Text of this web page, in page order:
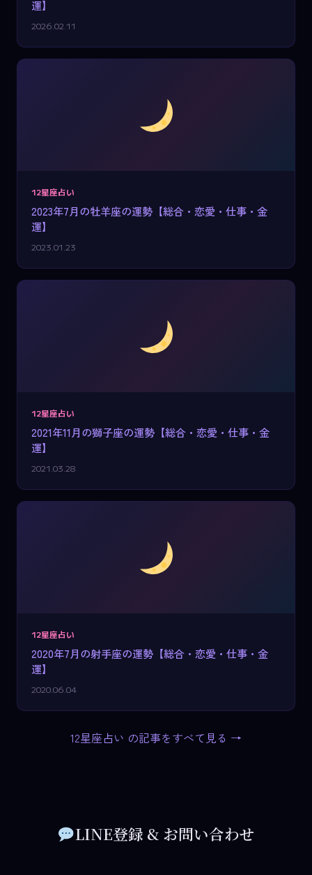
運】
2026.02.11
12星座占い
2023年7月の牡羊座の運勢【総合・恋愛・仕事・金
運】
2023.01.23
12星座占い
2021年11月の獅子座の運勢【総合・恋愛・仕事・金
運】
2021.03.28
12星座占い
2020年7月の射手座の運勢【総合・恋愛・仕事・金
運】
2020.06.04
12星座占い の記事をすべて見る →
LINE登録 & お問い合わせ